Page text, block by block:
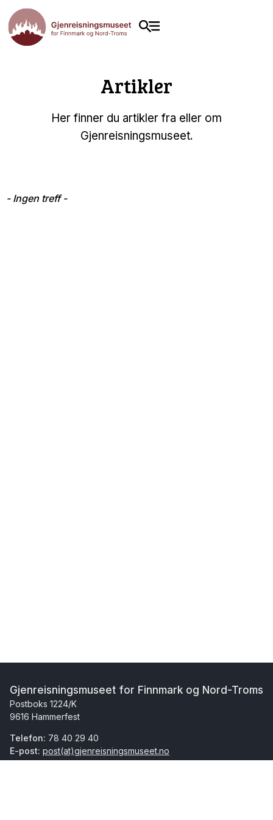
Artikler
Her finner du artikler fra eller om
Gjenreisningsmuseet.
- Ingen treff -
Gjenreisningsmuseet for Finnmark og Nord-Troms
Postboks 1224/K
9616 Hammerfest
Telefon: 78 40 29 40
E-post: post(at)gjenreisningsmuseet.no